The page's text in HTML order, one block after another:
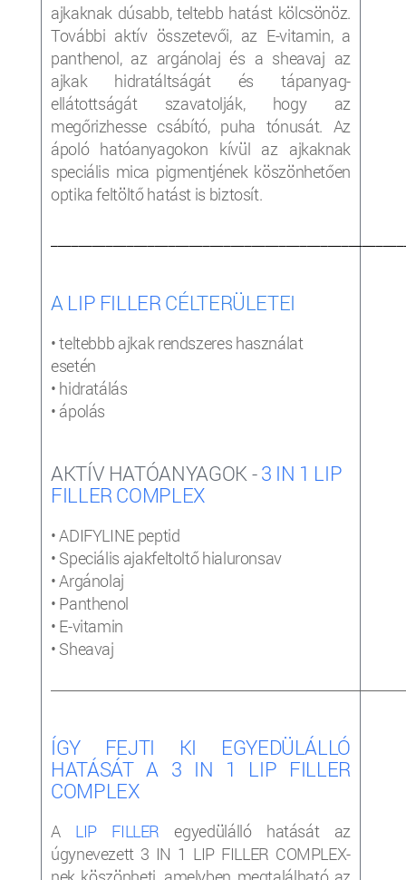
ajkaknak dúsabb, teltebb hatást kölcsönöz.
További aktív összetevői, az E-vitamin, a
panthenol, az argánolaj és a sheavaj az
ajkak hidratáltságát és tápanyag-
ellátottságát szavatolják, hogy az
megőrizhesse csábító, puha tónusát. Az
ápoló hatóanyagokon kívül az ajkaknak
speciális mica pigmentjének köszönhetően
optika feltöltő hatást is biztosít.
A LIP FILLER CÉLTERÜLETEI
• teltebbb ajkak rendszeres használat
esetén
• hidratálás
• ápolás
AKTÍV HATÓANYAGOK -3 IN 1 LIP
FILLER COMPLEX
• ADIFYLINE peptid
• Speciális ajakfeltoltő hialuronsav
• Argánolaj
• Panthenol
• E-vitamin
• Sheavaj
ÍGY FEJTI KI EGYEDÜLÁLLÓ
HATÁSÁT A 3 IN 1 LIP FILLER
COMPLEX
A LIP FILLERegyedülálló hatását az
úgynevezett 3 IN 1 LIP FILLER COMPLEX-